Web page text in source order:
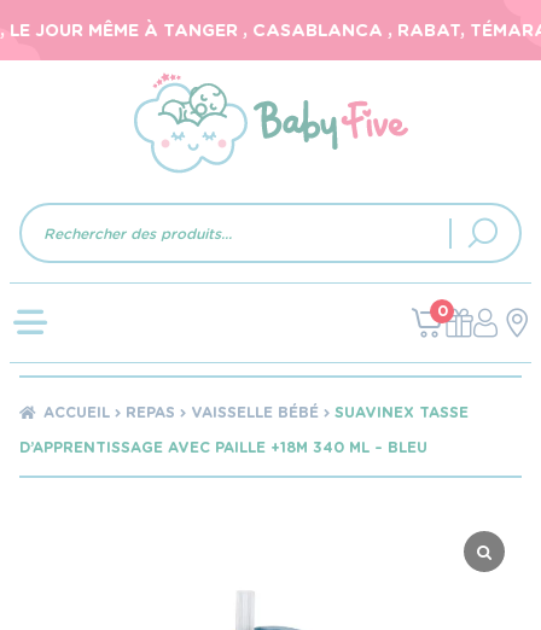
JOUR MÊME À TANGER , CASABLANCA , RABAT,
Recherche
de
produits
0
ACCUEIL REPAS VAISSELLE BÉBÉ
SUAVINEX TASSE
D’APPRENTISSAGE AVEC PAILLE +18M 340 ML – BLEU